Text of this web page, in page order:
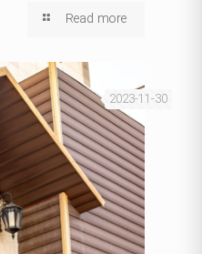
Read more
2023-11-30